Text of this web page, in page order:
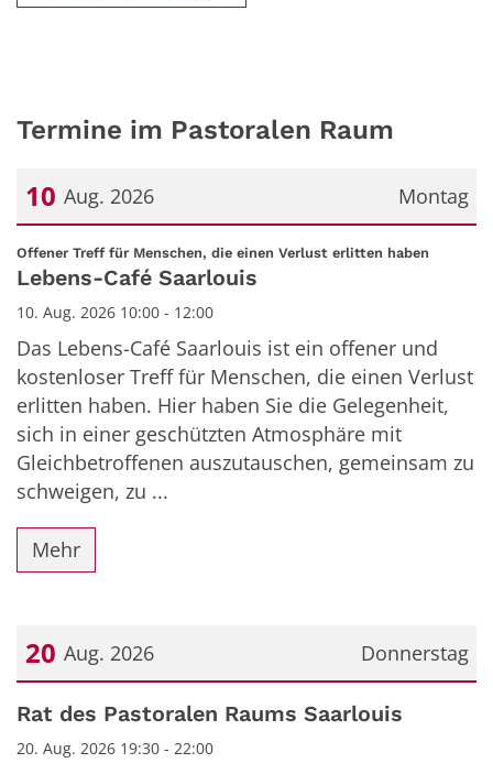
Termine im Pastoralen Raum
Montag
10 Aug. 2026
Datum: 10. August 2026
Offener Treff für Menschen, die einen Verlust erlitten haben
Lebens-Café Saarlouis
10. Aug. 2026 10:00 - 12:00
Das Lebens-Café Saarlouis ist ein offener und
kostenloser Treff für Menschen, die einen Verlust
erlitten haben. Hier haben Sie die Gelegenheit,
sich in einer geschützten Atmosphäre mit
Gleichbetroffenen auszutauschen, gemeinsam zu
schweigen, zu ...
Mehr
Donnerstag
20 Aug. 2026
Datum: 20. August 2026
Rat des Pastoralen Raums Saarlouis
20. Aug. 2026 19:30 - 22:00